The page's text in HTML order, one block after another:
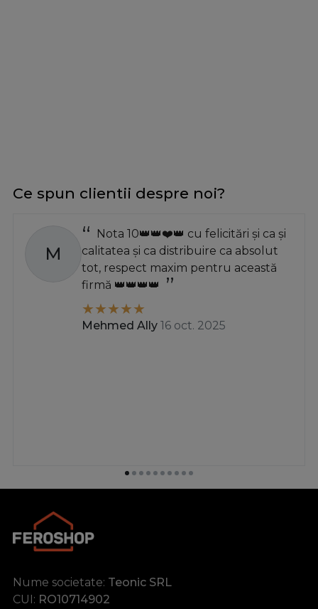
Ce spun clientii despre noi?
M
Nota 10👑👑❤️👑 cu felicitări și ca și
calitatea și ca distribuire ca absolut
tot, respect maxim pentru această
firmă 👑👑👑👑
Mehmed Ally 16 oct. 2025
Nume societate: Teonic SRL
CUI: RO10714902